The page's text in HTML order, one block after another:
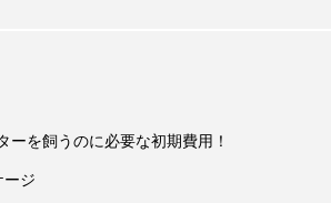
ーを飼うのに必要な初期費用！
ージ